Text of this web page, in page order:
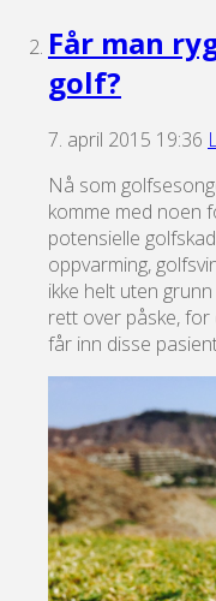
Får man
golf?
7. april 2015 19:36
Nå som
komme med noen
potensielle
oppvarming,
ikke helt uten
rett over påske, for
får inn disse